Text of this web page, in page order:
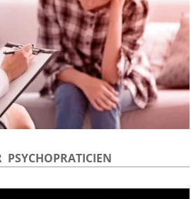
PSYCHOPRATICIEN